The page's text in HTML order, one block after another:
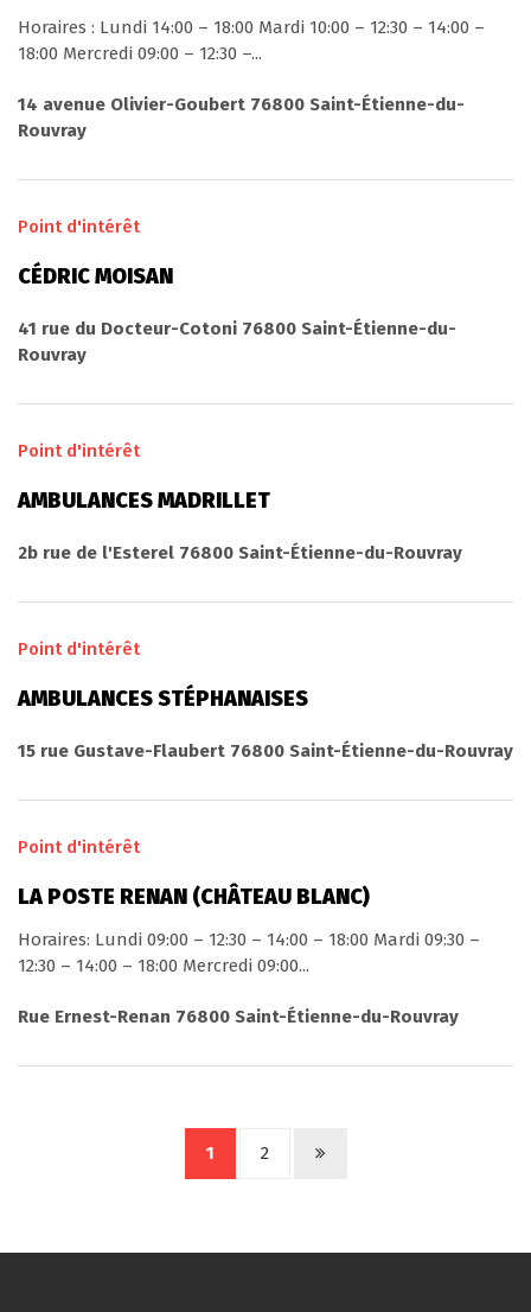
Horaires : Lundi 14:00 – 18:00 Mardi 10:00 – 12:30 – 14:00 –
18:00 Mercredi 09:00 – 12:30 –...
14 avenue Olivier-Goubert 76800 Saint-Étienne-du-
Rouvray
Point d'intérêt
CÉDRIC MOISAN
41 rue du Docteur-Cotoni 76800 Saint-Étienne-du-
Rouvray
Point d'intérêt
AMBULANCES MADRILLET
2b rue de l'Esterel 76800 Saint-Étienne-du-Rouvray
Point d'intérêt
AMBULANCES STÉPHANAISES
15 rue Gustave-Flaubert 76800 Saint-Étienne-du-Rouvray
Point d'intérêt
LA POSTE RENAN (CHÂTEAU BLANC)
Horaires: Lundi 09:00 – 12:30 – 14:00 – 18:00 Mardi 09:30 –
12:30 – 14:00 – 18:00 Mercredi 09:00...
Rue Ernest-Renan 76800 Saint-Étienne-du-Rouvray
1 2